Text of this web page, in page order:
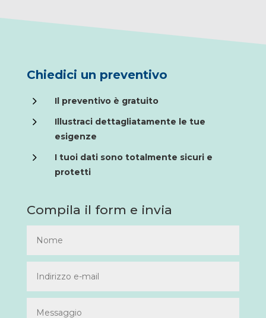
Il preventivo è gratuito
5
Illustraci dettagliatamente le tue
esigenze
I tuoi dati sono totalmente sicuri e
protetti